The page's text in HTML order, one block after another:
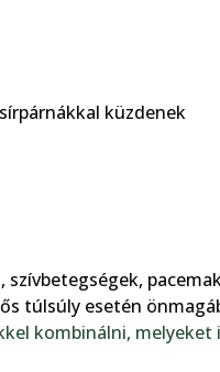
küzdenek
túlsúly esetén
kombinálni,